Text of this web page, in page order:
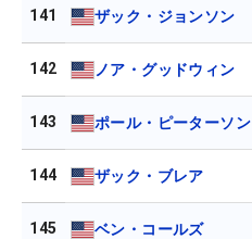
141 ザック・ジョンソン
142 ノア・グッドウィン
143 ポール・ピーターソン
144 ザック・ブレア
145 ベン・コールズ